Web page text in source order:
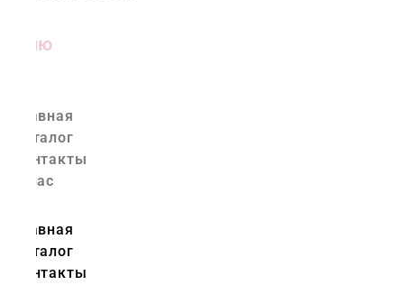
Меню
Главная
Каталог
Контакты
О нас
Главная
Каталог
Контакты